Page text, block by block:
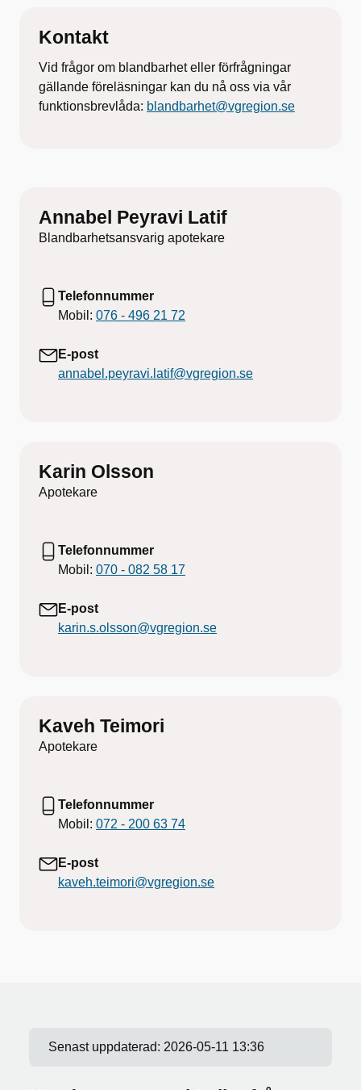
Kontakt
Vid frågor om blandbarhet eller förfrågningar
gällande föreläsningar kan du nå oss via vår
funktionsbrevlåda: blandbarhet@vgregion.se
Annabel Peyravi Latif
Blandbarhetsansvarig apotekare
Telefonnummer
Mobil: 076 - 496 21 72
E-post
annabel.peyravi.latif@vgregion.se
Karin Olsson
Apotekare
Telefonnummer
Mobil: 070 - 082 58 17
E-post
karin.s.olsson@vgregion.se
Kaveh Teimori
Apotekare
Telefonnummer
Mobil: 072 - 200 63 74
E-post
kaveh.teimori@vgregion.se
Senast uppdaterad: 2026-05-11 13:36